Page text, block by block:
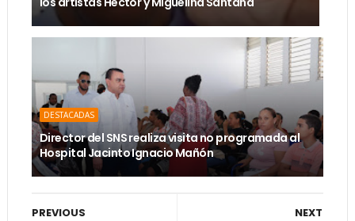
DESTACADAS
Director del SNS realiza visita no programada al
Hospital Jacinto Ignacio Mañón
NEXT
PREVIOUS